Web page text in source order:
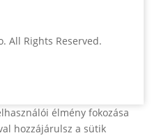
. All Rights Reserved.
élmény fokozása
hozzájárulsz a sütik